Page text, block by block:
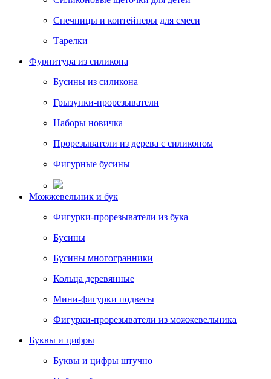
Снечницы и контейнеры для смеси
Тарелки
Фурнитура из силикона
Бусины из силикона
Грызунки-прорезыватели
Наборы новичка
Прорезыватели из дерева с силиконом
Фигурные бусины
Можжевельник и бук
Фигурки-прорезыватели из бука
Бусины
Бусины многогранники
Кольца деревянные
Мини-фигурки подвесы
Фигурки-прорезыватели из можжевельника
Буквы и цифры
Буквы и цифры штучно